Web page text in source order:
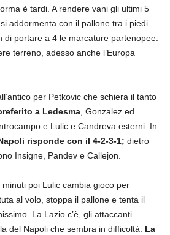
è tardi. A rendere vani gli ultimi 5
addormenta con il pallone tra i piedi
di portare a 4 le marcature partenopee.
terreno, adesso anche l’Europa
per Petkovic che schiera il tanto
a Ledesma, Gonzalez ed
e Lulic e Candreva esterni. In
risponde con il 4-2-3-1; dietro
Insigne, Pandev e Callejon.
minuti poi Lulic cambia gioco per
al volo, stoppa il pallone e tenta il
La Lazio c’è, gli attaccanti
del Napoli che sembra in difficoltà. La